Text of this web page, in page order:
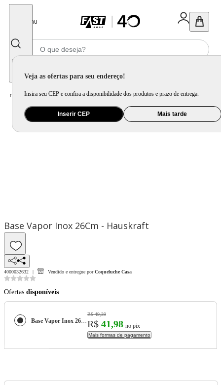
Menu
Veja as ofertas para seu endereço!
Insira seu CEP e confira a disponibilidade dos produtos e prazo de entrega.
Inserir CEP Mais tarde
Home Utilidade Doméstica Cozinha / Utensílio de Preparo
Base Vapor Inox 26Cm - Hauskraft
4000032632 Vendido e entregue por Coqueluche Casa
Ofertas disponíveis
Base Vapor Inox 26Cm - Hauskraft
R$ 49,39
R$ 41,98 no pix
Mais formas de pagamento